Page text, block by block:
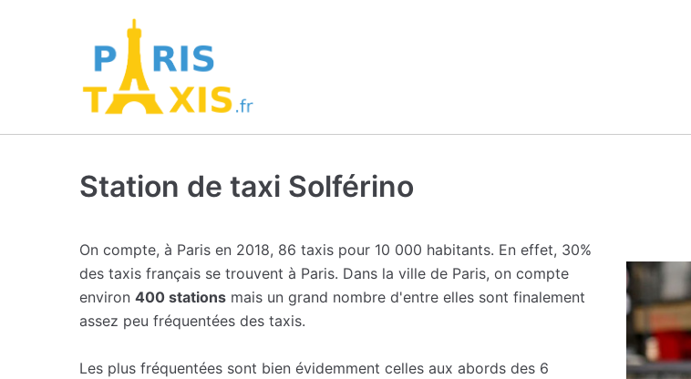
Station de taxi Solférino
On compte, à Paris en 2018, 86 taxis pour 10 000 habitants. En effet, 30%
des taxis français se trouvent à Paris. Dans la ville de Paris, on compte
environ 400 stations mais un grand nombre d'entre elles sont finalement
assez peu fréquentées des taxis.
Les plus fréquentées sont bien évidemment celles aux abords des 6